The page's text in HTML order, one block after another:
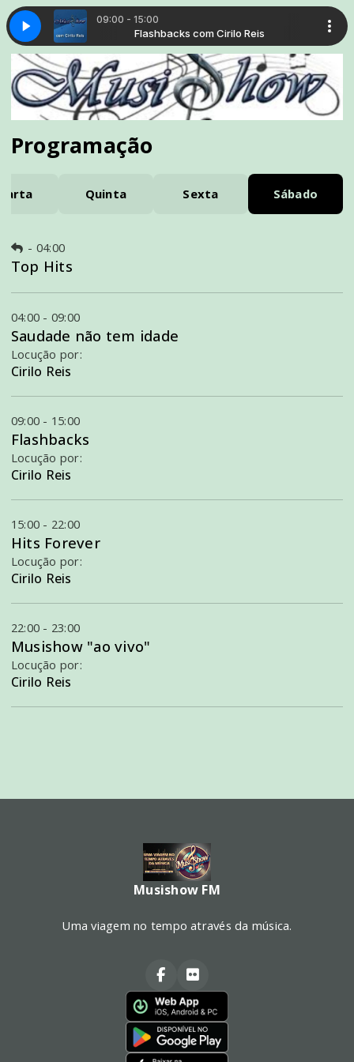
09:00 - 15:00
Reis Flashbacks com Cirilo Reis
Programação
Quinta Sexta Sábado
- 04:00
Top Hits
04:00 - 09:00
Saudade não tem idade
Locução por:
Cirilo Reis
09:00 - 15:00
Flashbacks
Locução por:
Cirilo Reis
15:00 - 22:00
Hits Forever
Locução por:
Cirilo Reis
22:00 - 23:00
Musishow "ao vivo"
Locução por:
Cirilo Reis
Musishow FM
Uma viagem no tempo através da música.